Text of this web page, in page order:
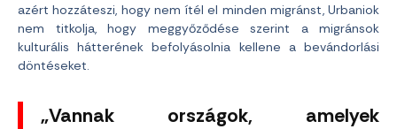
azért hozzáteszi, hogy nem ítél el minden migránst, Urbaniok
nem titkolja, hogy meggyőződése szerint a migránsok
kulturális hátterének befolyásolnia kellene a bevándorlási
döntéseket.
„Vannak országok, amelyek